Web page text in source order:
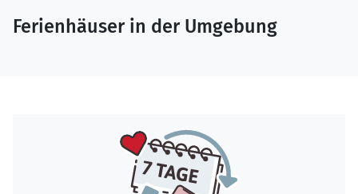
Ferienhäuser in der Umgebung